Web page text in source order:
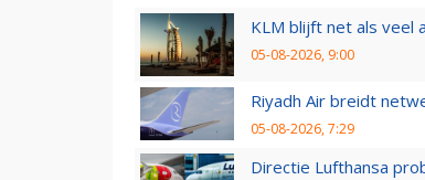
KLM blijft net als veel
05-08-2026, 9:00
Riyadh Air breidt
05-08-2026, 7:29
Directie Lufthansa